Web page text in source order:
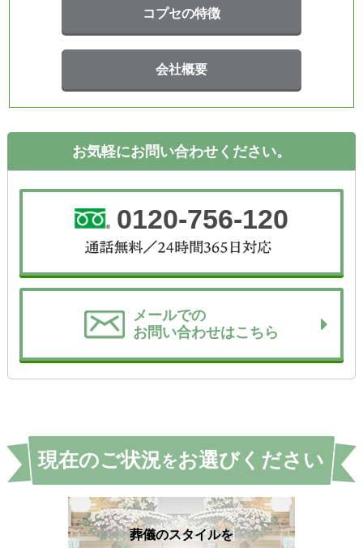
コプセの特徴
会社概要
お気軽にお問い合わせください。
0120-756-120
メールでの
お問い合わせはこちら
現在のご状況をお選びください
葬儀のスタイルを